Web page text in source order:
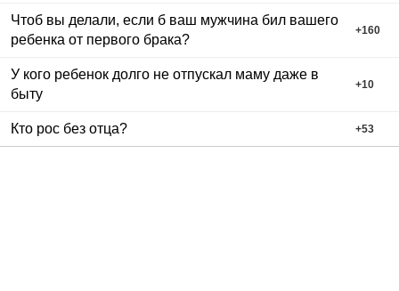
Чтоб вы делали, если б ваш мужчина бил вашего
ребенка от первого брака?
+160
У кого ребенок долго не отпускал маму даже в
быту
+10
Кто рос без отца? +53